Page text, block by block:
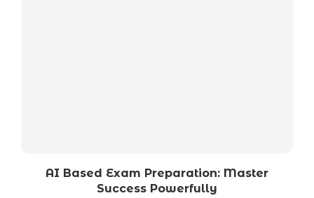
AI Based Exam Preparation: Master
Success Powerfully